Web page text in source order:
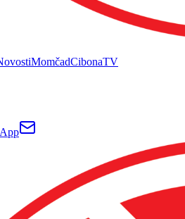
MomčadCibonaTV